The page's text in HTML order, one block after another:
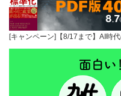
[キャンペーン]【8/17まで】AI時